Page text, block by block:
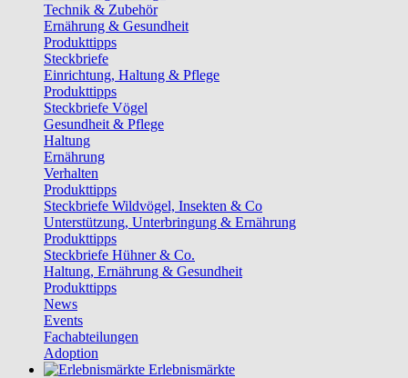
Technik & Zubehör
Ernährung & Gesundheit
Produkttipps
Steckbriefe
Einrichtung, Haltung & Pflege
Produkttipps
Steckbriefe Vögel
Gesundheit & Pflege
Haltung
Ernährung
Verhalten
Produkttipps
Steckbriefe Wildvögel, Insekten & Co
Unterstützung, Unterbringung & Ernährung
Produkttipps
Steckbriefe Hühner & Co.
Haltung, Ernährung & Gesundheit
Produkttipps
News
Events
Fachabteilungen
Adoption
Erlebnismärkte